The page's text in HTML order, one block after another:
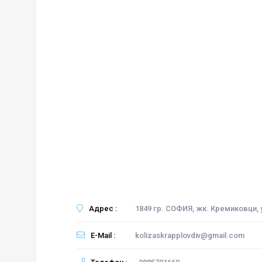
Адрес : 1849 гр. СОФИЯ, жк. Кремиковци,
E-Mail : kolizaskrapplovdiv@gmail.com